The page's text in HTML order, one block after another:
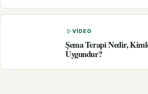
VIDEO
Şema Terapi Nedir,
Uygundur?